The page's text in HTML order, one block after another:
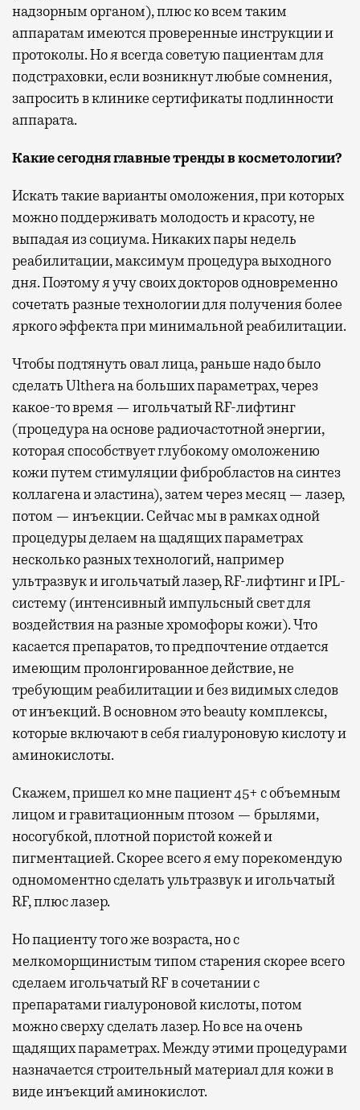
надзорным органом), плюс ко всем таким
аппаратам имеются проверенные инструкции и
протоколы. Но я всегда советую пациентам для
подстраховки, если возникнут любые сомнения,
запросить в клинике сертификаты подлинности
аппарата.
Какие сегодня главные тренды в косметологии?
Искать такие варианты омоложения, при которых
можно поддерживать молодость и красоту, не
выпадая из социума. Никаких пары недель
реабилитации, максимум процедура выходного
дня. Поэтому я учу своих докторов одновременно
сочетать разные технологии для получения более
яркого эффекта при минимальной реабилитации.
Чтобы подтянуть овал лица, раньше надо было
сделать Ulthera на больших параметрах, через
какое-то время — игольчатый RF-лифтинг
(процедура на основе радиочастотной энергии,
которая способствует глубокому омоложению
кожи путем стимуляции фибробластов на синтез
коллагена и эластина), затем через месяц — лазер,
потом — инъекции. Сейчас мы в рамках одной
процедуры делаем на щадящих параметрах
несколько разных технологий, например
ультразвук и игольчатый лазер, RF-лифтинг и IPL-
систему (интенсивный импульсный свет для
воздействия на разные хромофоры кожи). Что
касается препаратов, то предпочтение отдается
имеющим пролонгированное действие, не
требующим реабилитации и без видимых следов
от инъекций. В основном это beauty комплексы,
которые включают в себя гиалуроновую кислоту и
аминокислоты.
Скажем, пришел ко мне пациент 45+ с объемным
лицом и гравитационным птозом — брылями,
носогубкой, плотной пористой кожей и
пигментацией. Скорее всего я ему порекомендую
одномоментно сделать ультразвук и игольчатый
RF, плюс лазер.
Но пациенту того же возраста, но с
мелкоморщинистым типом старения скорее всего
сделаем игольчатый RF в сочетании с
препаратами гиалуроновой кислоты, потом
можно сверху сделать лазер. Но все на очень
щадящих параметрах. Между этими процедурами
назначается строительный материал для кожи в
виде инъекций аминокислот.